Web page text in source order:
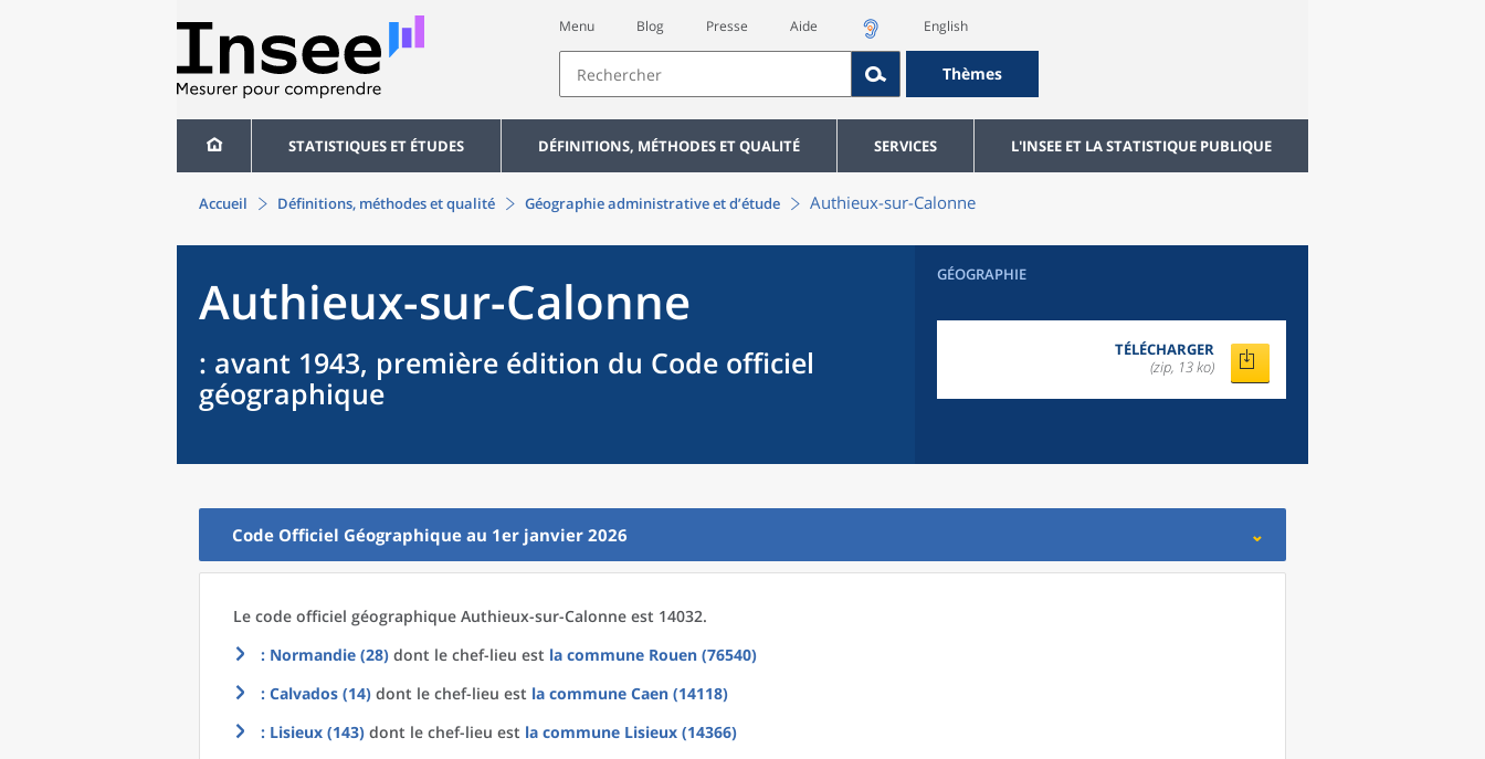
Menu Blog Presse Aide English
Thèmes
STATISTIQUES ET ÉTUDES DÉFINITIONS, MÉTHODES ET QUALITÉ SERVICES L'INSEE ET LA STATISTIQUE PUBLIQUE
Accueil Définitions, méthodes et qualité Géographie administrative et d’étude Authieux-sur-Calonne
Authieux-sur-Calonne
: avant 1943, première édition du Code officiel
géographique
GÉOGRAPHIE
TÉLÉCHARGER
(zip, 13 ko)
Code Officiel Géographique au 1er janvier 2026
Le code officiel géographique Authieux-sur-Calonne est 14032.
: Normandie (28) dont le chef-lieu est la commune Rouen (76540)
: Calvados (14) dont le chef-lieu est la commune Caen (14118)
: Lisieux (143) dont le chef-lieu est la commune Lisieux (14366)